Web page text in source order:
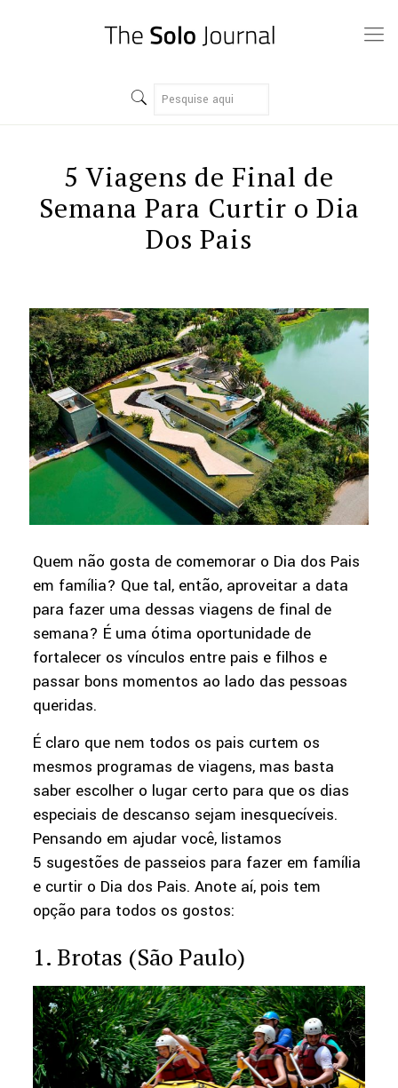
5 Viagens de Final de
Semana Para Curtir o Dia
Dos Pais
Quem não gosta de comemorar o Dia dos Pais
em família? Que tal, então, aproveitar a data
para fazer uma dessas viagens de final de
semana? É uma ótima oportunidade de
fortalecer os vínculos entre pais e filhos e
passar bons momentos ao lado das pessoas
queridas.
É claro que nem todos os pais curtem os
mesmos programas de viagens, mas basta
saber escolher o lugar certo para que os dias
especiais de descanso sejam inesquecíveis.
Pensando em ajudar você, listamos
5 sugestões de passeios para fazer em família
e curtir o Dia dos Pais. Anote aí, pois tem
opção para todos os gostos:
1. Brotas (São Paulo)